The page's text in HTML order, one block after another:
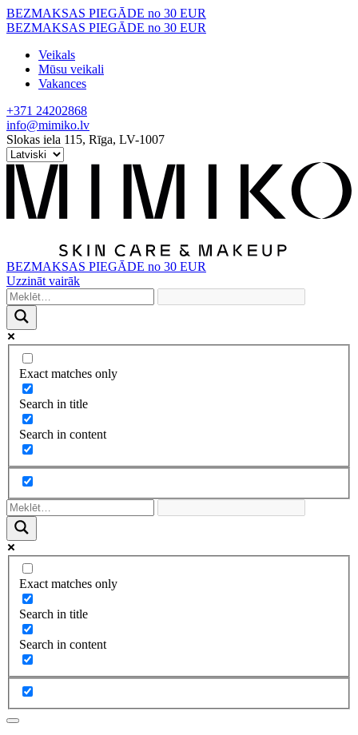
Skip
to
BEZMAKSAS PIEGĀDE no 30 EUR
BEZMAKSAS PIEGĀDE no 30 EUR
Veikals
Mūsu veikali
Vakances
+371 24202868
info@mimiko.lv
Slokas iela 115, Rīga, LV-1007
BEZMAKSAS PIEGĀDE no 30 EUR
Uzzināt vairāk
Exact matches only
Search in title
Search in content
Exact matches only
Search in title
Search in content